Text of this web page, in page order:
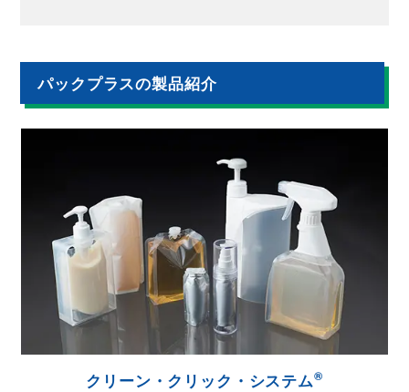
パックプラスの製品紹介
クリーン・クリック・システム®